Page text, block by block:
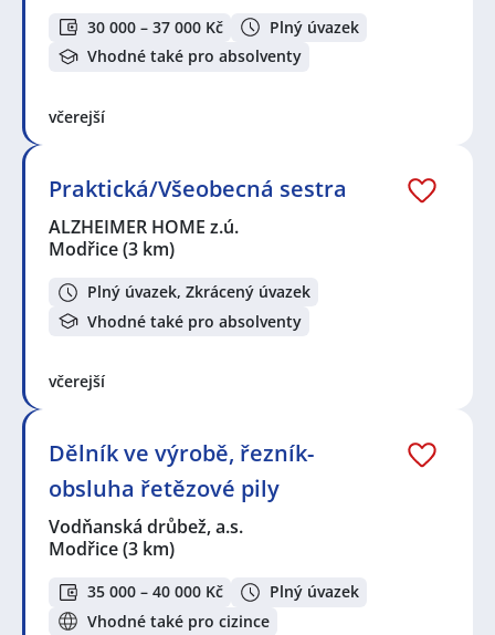
30 000 – 37 000 Kč
Plný úvazek
Vhodné také pro absolventy
včerejší
Praktická/Všeobecná sestra
ALZHEIMER HOME z.ú.
Modřice(3 km)
Plný úvazek, Zkrácený úvazek
Vhodné také pro absolventy
včerejší
Dělník ve výrobě, řezník-
obsluha řetězové pily
Vodňanská drůbež, a.s.
Modřice(3 km)
35 000 – 40 000 Kč
Plný úvazek
Vhodné také pro cizince